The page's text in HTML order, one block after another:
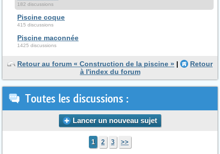
182 discussions
Piscine coque
415 discussions
Piscine maconnée
1425 discussions
Retour au forum « Construction de la piscine » |
Retour
à l'index du forum
Toutes les discussions :
Lancer un nouveau sujet
1 2 3 >>